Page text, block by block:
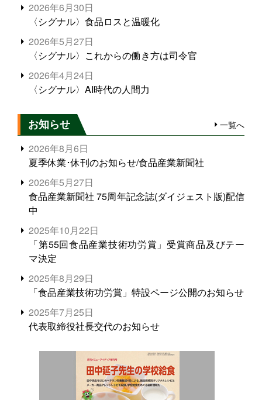
2026年6月30日
〈シグナル〉食品ロスと温暖化
2026年5月27日
〈シグナル〉これからの働き方は司令官
2026年4月24日
〈シグナル〉AI時代の人間力
お知らせ 一覧へ
2026年8月6日
夏季休業･休刊のお知らせ/食品産業新聞社
2026年5月27日
食品産業新聞社 75周年記念誌(ダイジェスト版)配信
中
2025年10月22日
「第55回食品産業技術功労賞」受賞商品及びテー
マ決定
2025年8月29日
「食品産業技術功労賞」特設ページ公開のお知らせ
2025年7月25日
代表取締役社長交代のお知らせ